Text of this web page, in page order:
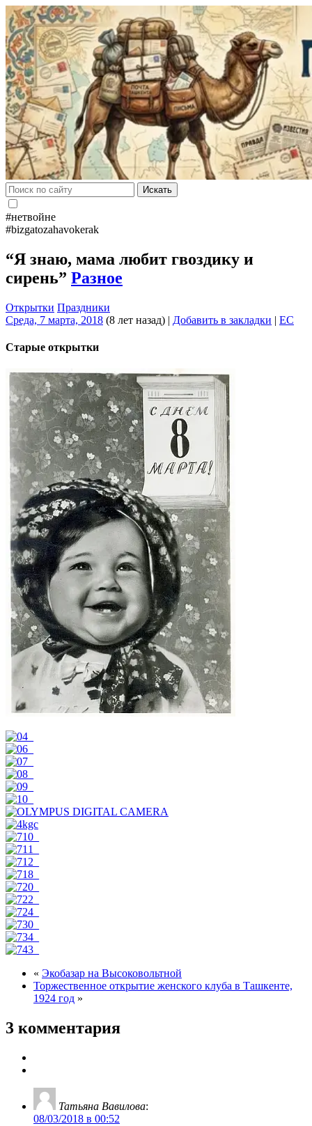
Искать
#нетвойне
#bizgatozahavokerak
“Я знаю, мама любит гвоздику и
сирень” Разное
Открытки Праздники
Среда, 7 марта, 2018 (8 лет назад) | Добавить в закладки | EC
Старые открытки
« Экобазар на Высоковольтной
Торжественное открытие женского клуба в Ташкенте,
1924 год »
3 комментария
Татьяна Вавилова:
08/03/2018 в 00:52